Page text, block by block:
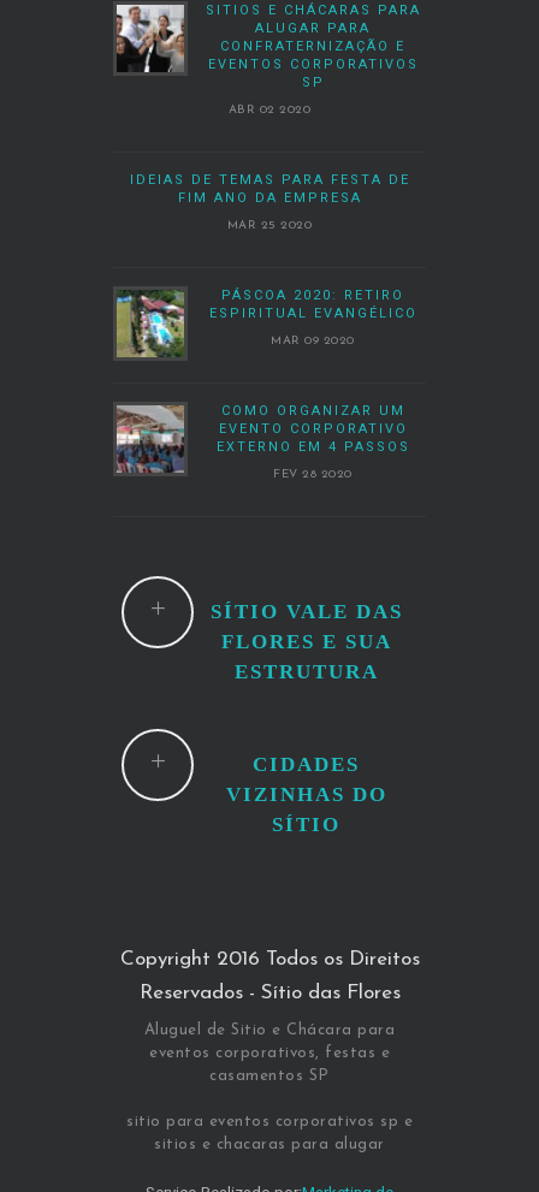
SITIOS E CHÁCARAS PARA
ALUGAR PARA
CONFRATERNIZAÇÃO E
EVENTOS CORPORATIVOS
SP
ABR 02 2020
IDEIAS DE TEMAS PARA FESTA DE
FIM ANO DA EMPRESA
MAR 25 2020
PÁSCOA 2020: RETIRO
ESPIRITUAL EVANGÉLICO
MAR 09 2020
COMO ORGANIZAR UM
EVENTO CORPORATIVO
EXTERNO EM 4 PASSOS
FEV 28 2020
SÍTIO VALE DAS
FLORES E SUA
ESTRUTURA
CIDADES
VIZINHAS DO
SÍTIO
Copyright 2016 Todos os Direitos
Reservados - Sítio das Flores
Aluguel de Sitio e Chácara para
eventos corporativos, festas e
casamentos SP
sitio para eventos corporativos sp e
sitios e chacaras para alugar